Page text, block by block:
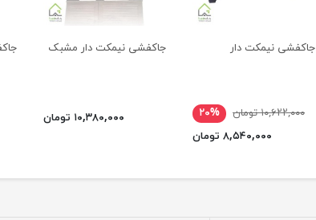
جاکفشی نیمکت دار
۱۰,۶۲۲,۰۰۰ تومان
۲۰%
۸,۵۴۰,۰۰۰ تومان
جاکفشی نیمکت دار مشبک
۱۰,۳۸۰,۰۰۰ تومان